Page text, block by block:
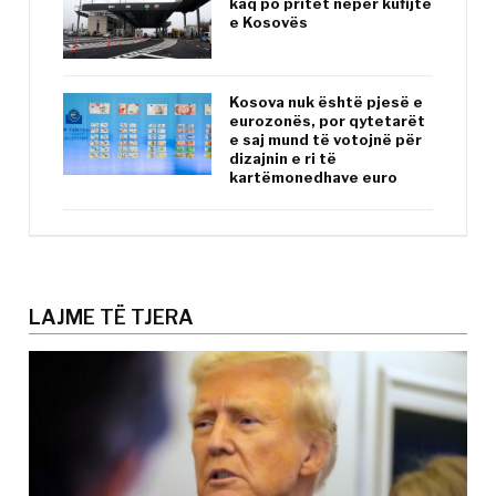
kaq po pritet nëpër kufijtë
e Kosovës
Kosova nuk është pjesë e
eurozonës, por qytetarët
e saj mund të votojnë për
dizajnin e ri të
kartëmonedhave euro
LAJME TË TJERA